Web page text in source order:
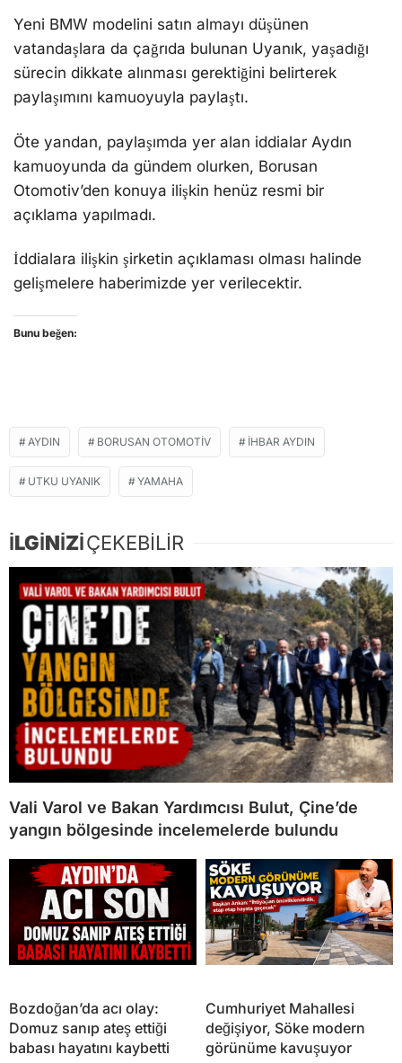
Yeni BMW modelini satın almayı düşünen
vatandaşlara da çağrıda bulunan Uyanık, yaşadığı
sürecin dikkate alınması gerektiğini belirterek
paylaşımını kamuoyuyla paylaştı.
Öte yandan, paylaşımda yer alan iddialar Aydın
kamuoyunda da gündem olurken, Borusan
Otomotiv’den konuya ilişkin henüz resmi bir
açıklama yapılmadı.
İddialara ilişkin şirketin açıklaması olması halinde
gelişmelere haberimizde yer verilecektir.
Bunu beğen:
AYDIN BORUSAN OTOMOTIV İHBAR AYDIN
UTKU UYANIK YAMAHA
İLGİNİZİÇEKEBİLİR
Vali Varol ve Bakan Yardımcısı Bulut, Çine’de
yangın bölgesinde incelemelerde bulundu
Bozdoğan’da acı olay:
Domuz sanıp ateş ettiği
babası hayatını kaybetti
Cumhuriyet Mahallesi
değişiyor, Söke modern
görünüme kavuşuyor